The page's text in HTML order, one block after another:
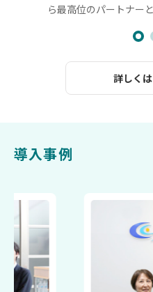
ら最高位のパートナー
詳しく
導入事例